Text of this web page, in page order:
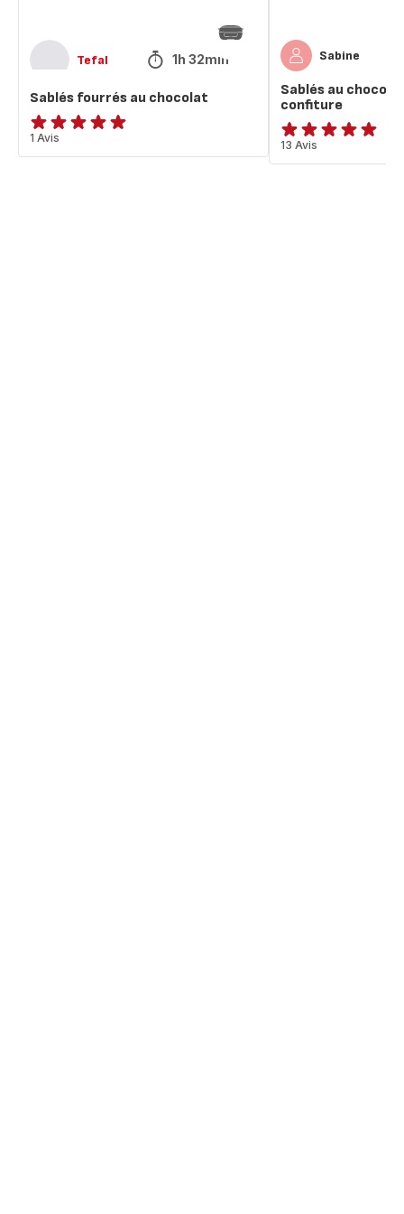
Tefal 1h 32min
Sablés fourrés au chocolat
Avis
5
1 Avis
Sabine
Sablés au
confiture
Avis
5
13 Avis